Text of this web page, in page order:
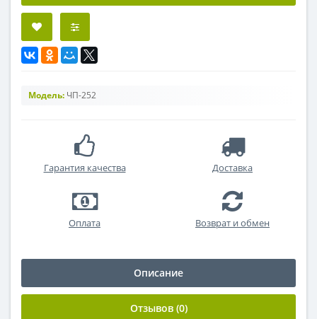
Модель: ЧП-252
Гарантия качества Доставка
Оплата Возврат и обмен
Описание
Отзывов (0)